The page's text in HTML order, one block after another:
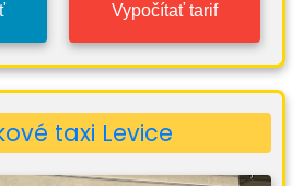
Vypočítať tarif
taxi Levice